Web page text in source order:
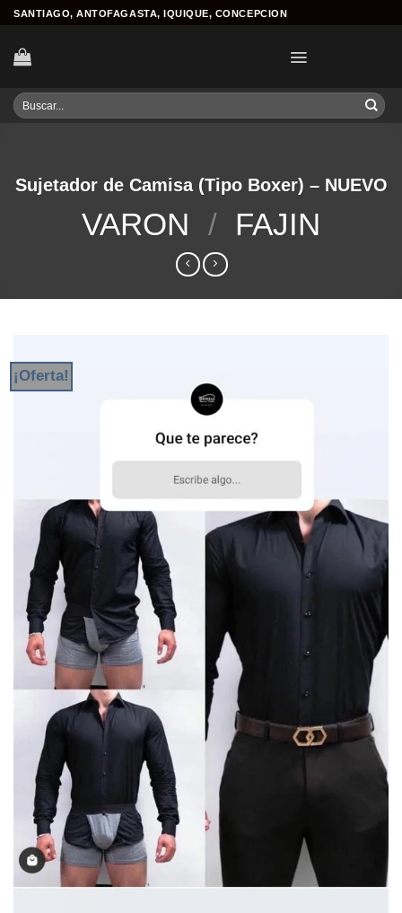
Skip
content
SANTIAGO, ANTOFAGASTA, IQUIQUE, CONCEPCION
Buscar
por:
Sujetador de Camisa (Tipo Boxer) – NUEVO
VARON / FAJIN
¡Oferta!